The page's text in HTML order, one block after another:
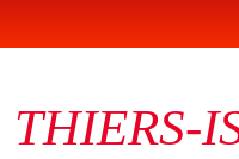
THIERS-